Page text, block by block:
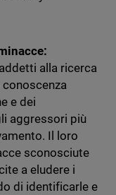
alla ricerca
e dei
aggressori più
Il loro
sconosciute
a eludere i
di identificarle e